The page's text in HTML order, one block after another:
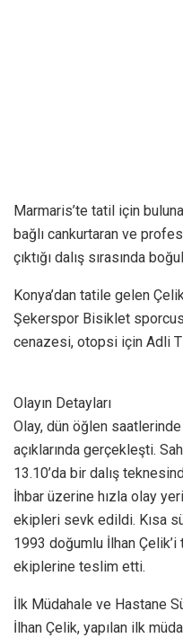
Marmaris’te tatil için
bağlı cankurtaran ve
çıktığı dalış sırasında
Konya’dan tatile gelen
Şekerspor Bisiklet
cenazesi, otopsi için Adli
Olayın Detayları
Olay, dün öğlen
açıklarında gerçekleşti.
13.10’da bir dalış
İhbar üzerine hızla olay
ekipleri sevk edildi. Kısa
1993 doğumlu İlhan
ekiplerine teslim etti.
İlk Müdahale ve Hastane
İlhan Çelik, yapılan ilk